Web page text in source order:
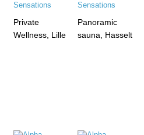
Private
Wellness, Lille
Panoramic
sauna, Hasselt